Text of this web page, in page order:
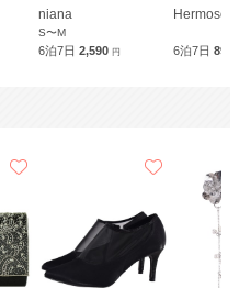
niana
S〜M
6泊7日 2,590 円
Hermoso
6泊7日 890